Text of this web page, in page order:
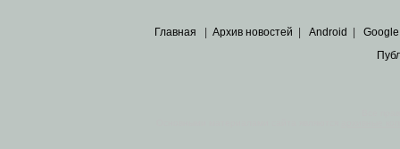
Главная Архив новостей Android Google